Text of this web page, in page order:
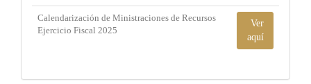
Calendarización de Ministraciones de Recursos
Ejercicio Fiscal 2025
Ver
aquí